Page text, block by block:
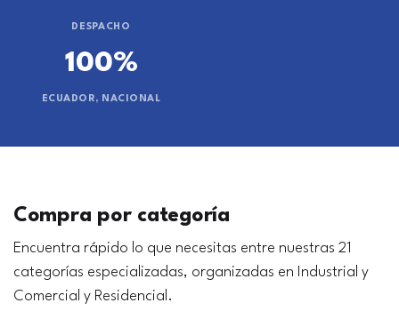
DESPACHO
100%
ECUADOR, NACIONAL
Compra por categoría
Encuentra rápido lo que necesitas entre nuestras 21
categorías especializadas, organizadas en Industrial y
Comercial y Residencial.